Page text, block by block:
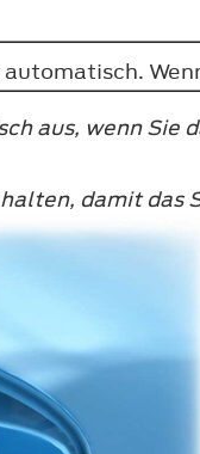
aus, wenn Sie
damit